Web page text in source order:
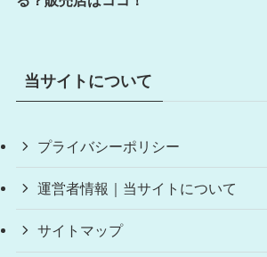
当サイトについて
プライバシーポリシー
運営者情報｜当サイトについて
サイトマップ